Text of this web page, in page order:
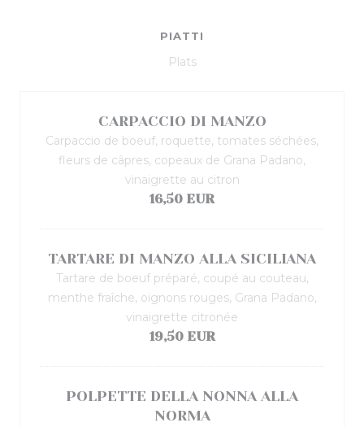
PIATTI
Plats
CARPACCIO DI MANZO
Carpaccio de boeuf, roquette, tomates séchées,
fleurs de câpres, copeaux de Grana Padano,
vinaigrette au citron
16,50 EUR
TARTARE DI MANZO ALLA SICILIANA
Tartare de boeuf préparé, coupé au couteau,
menthe fraîche, oignons rouges, Grana Padano,
vinaigrette citronée
19,50 EUR
POLPETTE DELLA NONNA ALLA
NORMA